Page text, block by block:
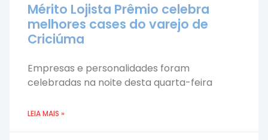
Mérito Lojista Prêmio celebra
melhores cases do varejo de
Criciúma
Empresas e personalidades foram
celebradas na noite desta quarta-feira
LEIA MAIS »